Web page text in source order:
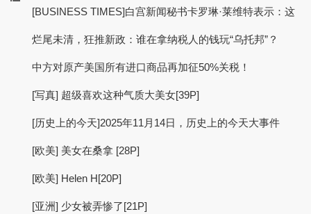
[BUSINESS TIMES]白宫新闻秘书卡罗琳·莱维特表示：这
烂尾未清，狂推新政：谁在拿纳税人的钱玩“乌托邦”？
中方对原产美国所有进口商品再加征50%关税！
[写真] 超级喜欢这种气质大美女[39P]
[历史上的今天]2025年11月14日，历史上的今天大事件
[欧美] 美女在桑拿 [28P]
[欧美] Helen H[20P]
[亚洲] 少女被弄惨了[21P]